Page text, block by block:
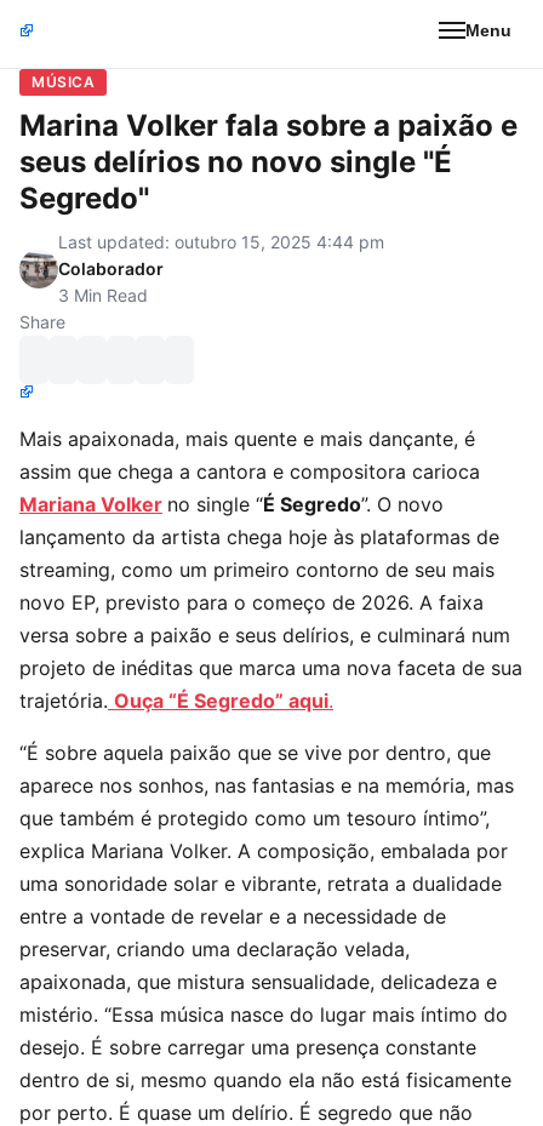
Menu
MÚSICA
Marina Volker fala sobre a paixão e
seus delírios no novo single "É
Segredo"
Last updated: outubro 15, 2025 4:44 pm
Colaborador
3 Min Read
Share
Mais apaixonada, mais quente e mais dançante, é
assim que chega a cantora e compositora carioca
Mariana Volker no single “É Segredo”. O novo
lançamento da artista chega hoje às plataformas de
streaming, como um primeiro contorno de seu mais
novo EP, previsto para o começo de 2026. A faixa
versa sobre a paixão e seus delírios, e culminará num
projeto de inéditas que marca uma nova faceta de sua
trajetória. Ouça “É Segredo” aqui.
“É sobre aquela paixão que se vive por dentro, que
aparece nos sonhos, nas fantasias e na memória, mas
que também é protegido como um tesouro íntimo”,
explica Mariana Volker. A composição, embalada por
uma sonoridade solar e vibrante, retrata a dualidade
entre a vontade de revelar e a necessidade de
preservar, criando uma declaração velada,
apaixonada, que mistura sensualidade, delicadeza e
mistério. “Essa música nasce do lugar mais íntimo do
desejo. É sobre carregar uma presença constante
dentro de si, mesmo quando ela não está fisicamente
por perto. É quase um delírio. É segredo que não